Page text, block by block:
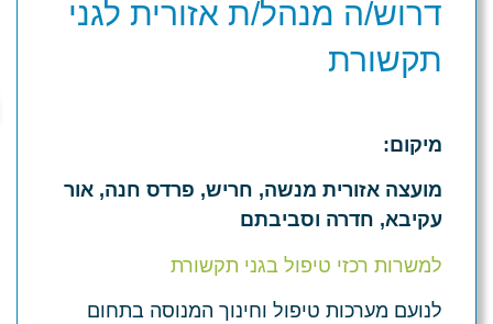
דרוש/ה מנהל/ת אזורית לגני
תקשורת
מיקום:
מועצה אזורית מנשה, חריש, פרדס חנה, אור
עקיבא, חדרה וסביבתם
למשרות רכזי טיפול בגני תקשורת
לנועם מערכות טיפול וחינוך המנוסה בתחום